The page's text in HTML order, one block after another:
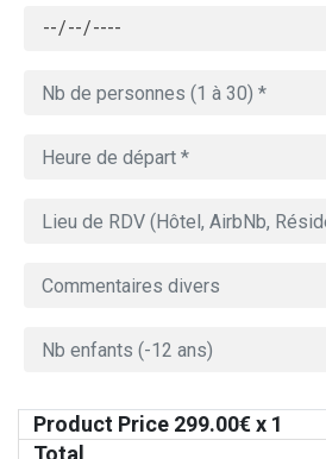
Product Price 299.00€ x 1
Total